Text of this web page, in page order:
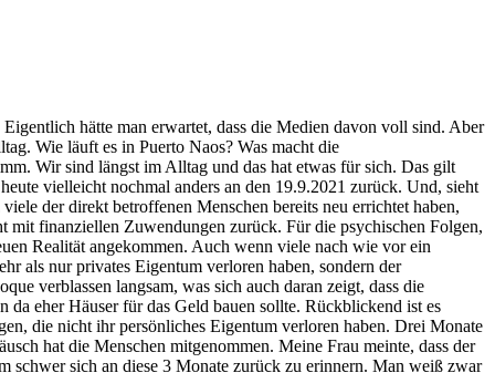
hätte man erwartet, dass die Medien davon voll sind. Aber
Wie läuft es in Puerto Naos? Was macht die
Wir sind längst im Alltag und das hat etwas für sich. Das gilt
vielleicht nochmal anders an den 19.9.2021 zurück. Und, sieht
der direkt betroffenen Menschen bereits neu errichtet haben,
mit finanziellen Zuwendungen zurück. Für die psychischen Folgen,
Realität angekommen. Auch wenn viele nach wie vor ein
als nur privates Eigentum verloren haben, sondern der
verblassen langsam, was sich auch daran zeigt, dass die
eher Häuser für das Geld bauen sollte. Rückblickend ist es
die nicht ihr persönliches Eigentum verloren haben. Drei Monate
hat die Menschen mitgenommen. Meine Frau meinte, dass der
schwer sich an diese 3 Monate zurück zu erinnern. Man weiß zwar